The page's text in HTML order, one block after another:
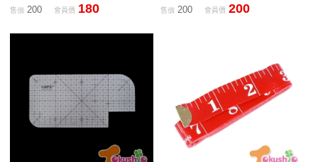
售價200 會員價 180 售價 200 會員價 200